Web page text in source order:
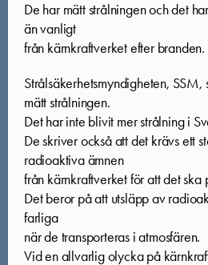
De har mätt strålningen och det
än vanligt
från kärnkraftverket efter branden.
Strålsäkerhetsmyndigheten,
mätt strålningen.
Det har inte blivit mer strålning i
De skriver också att det krävs ett
radioaktiva ämnen
från kärnkraftverket för att det ska
Det beror på att utsläpp av
farliga
när de transporteras i atmosfären.
Vid en allvarlig olycka på